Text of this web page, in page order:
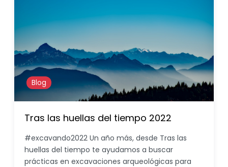
Blog
Tras las huellas del tiempo 2022
#excavando2022 Un año más, desde Tras las
huellas del tiempo te ayudamos a buscar
prácticas en excavaciones arqueológicas para